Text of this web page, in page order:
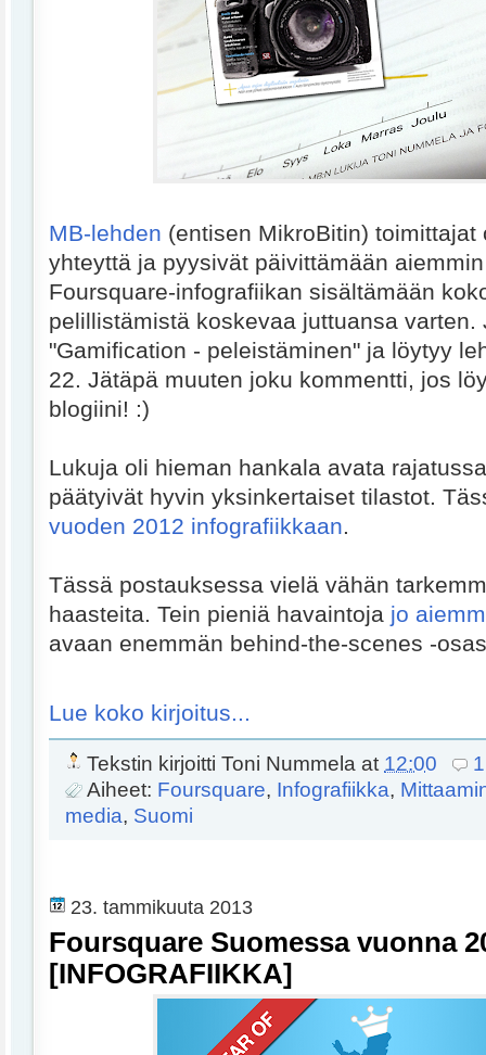
MB-lehden (entisen MikroBitin) toimittajat
yhteyttä ja pyysivät päivittämään
Foursquare-infografiikan sisältämään
pelillistämistä koskevaa juttuansa varten.
"Gamification - peleistäminen" ja löytyy
22. Jätäpä muuten joku kommentti, jos
blogiini! :)
Lukuja oli hieman hankala avata
päätyivät hyvin yksinkertaiset tilastot.
vuoden 2012 infografiikkaan.
Tässä postauksessa vielä vähän
haasteita. Tein pieniä havaintoja jo
avaan enemmän behind-the-scenes -
Lue koko kirjoitus...
Tekstin kirjoitti Toni Nummela at 12:00
Aiheet: Foursquare, Infografiikka,
media, Suomi
23. tammikuuta 2013
Foursquare Suomessa vuonna
[INFOGRAFIIKKA]